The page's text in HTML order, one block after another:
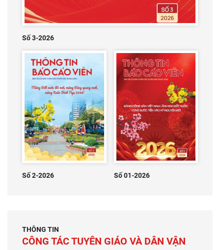
Số 3-2026
Số 2-2026 Số 01-2026
THÔNG TIN
CÔNG TÁC TUYÊN GIÁO VÀ DÂN VẬN